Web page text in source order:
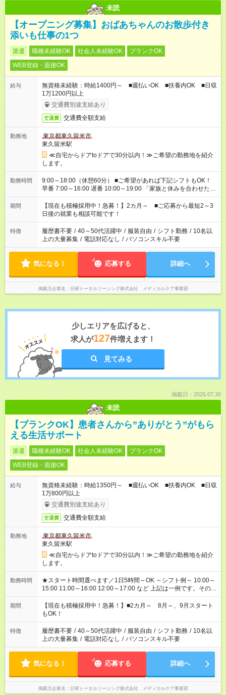
未読
【オープニング募集】おばあちゃんのお散歩付き
添いも仕事の1つ
派遣 職種未経験OK 社会人未経験OK
ブランクOK
WEB登録・面接OK
給与
無資格未経験：時給1400円～ ■週払いOK ■扶養内OK ■日収
1万1200円以上
交通費別途支給あり
交通費 交通費全額支給
勤務地
東京都東久留米市
東久留米駅
≪自宅からドアtoドアで30分以内！≫ご希望の勤務地を紹介
します。
勤務時間
9:00～18:00（休憩60分） ■ご希望があれば下記シフトもOK！
早番 7:00～16:00 遅番 10:00～19:00 「家族と休みを合わせた
い」 「余裕を持って夕飯の準備がしたい」 「できれば残業はし
たくない」 など、ご希望を教えてくださいね。 ※Wワーク希望
の方へ 今ご覧のお仕事で希望する勤務時間と、もう1つのお仕事
の勤務時間。 合計で週40時間を超える場合は応募できません。
期間
【現在も積極採用中！急募！】2カ月～ ■ご応募から最短2～3
日後の就業も相談可能です！
特徴 履歴書不要 / 40～50代活躍中 / 服装自由 / シフト勤務 / 10名以
上の大量募集 / 電話対応なし / パソコンスキル不要
気になる！ 応募する 詳細へ
掲載元企業名 日研トータルソーシング株式会社 メディカルケア事業部
少しエリアを広げると、
求人が127件増えます！
見てみる
掲載日：2026.07.30
未読
【ブランクOK】患者さんから”ありがとう”がもら
える生活サポート
派遣 職種未経験OK 社会人未経験OK
ブランクOK
WEB登録・面接OK
給与
無資格未経験：時給1350円～ ■週払いOK ■扶養内OK ■日収
1万800円以上
交通費別途支給あり
交通費 交通費全額支給
勤務地
東京都東久留米市
東久留米駅
≪自宅からドアtoドアで30分以内！≫ご希望の勤務地を紹介
します。
勤務時間
★スタート時間選べます／1日5時間～OK ～シフト例～ 10:00～
15:00 11:00～16:00 12:00～17:00 など 上記は一例です。その他
シフトもご相談ください。 ※Wワークの場合当社と合わせて法
定労働時間が週40時間を超えなければOKです。
期間
【現在も積極採用中！急募！】■2カ月～ 8月～、9月スタート
もOK！
特徴 履歴書不要 / 40～50代活躍中 / 服装自由 / シフト勤務 / 10名以
上の大量募集 / 電話対応なし / パソコンスキル不要
気になる！ 応募する 詳細へ
掲載元企業名 日研トータルソーシング株式会社 メディカルケア事業部